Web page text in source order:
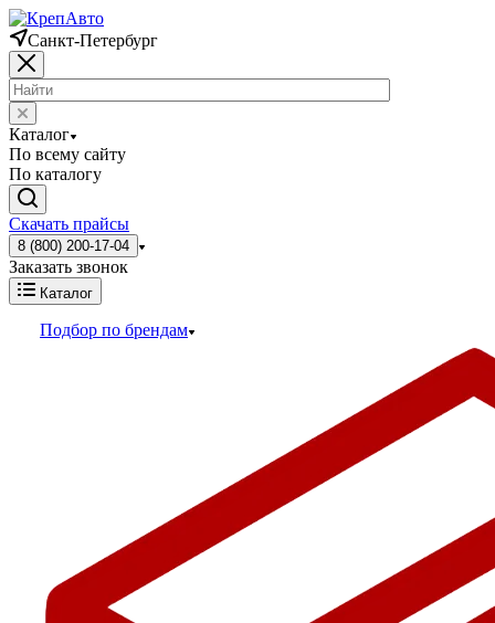
Санкт-Петербург
Каталог
По всему сайту
По каталогу
Скачать прайсы
8 (800) 200-17-04
Заказать звонок
Каталог
Подбор по брендам